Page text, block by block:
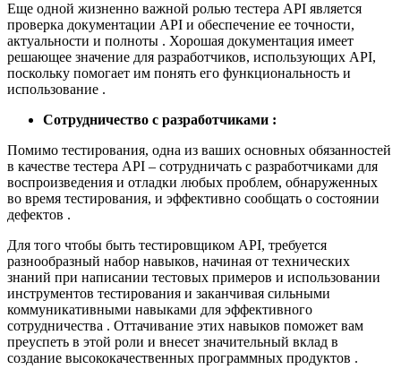
Еще одной жизненно важной ролью тестера API является
проверка документации API и обеспечение ее точности,
актуальности и полноты . Хорошая документация имеет
решающее значение для разработчиков, использующих API,
поскольку помогает им понять его функциональность и
использование .
Сотрудничество с разработчиками :
Помимо тестирования, одна из ваших основных обязанностей
в качестве тестера API – сотрудничать с разработчиками для
воспроизведения и отладки любых проблем, обнаруженных
во время тестирования, и эффективно сообщать о состоянии
дефектов .
Для того чтобы быть тестировщиком API, требуется
разнообразный набор навыков, начиная от технических
знаний при написании тестовых примеров и использовании
инструментов тестирования и заканчивая сильными
коммуникативными навыками для эффективного
сотрудничества . Оттачивание этих навыков поможет вам
преуспеть в этой роли и внесет значительный вклад в
создание высококачественных программных продуктов .